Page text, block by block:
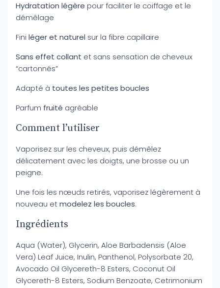
Hydratation légère pour faciliter le coiffage et le
démêlage
Fini léger et naturel sur la fibre capillaire
Sans effet collant et sans sensation de cheveux
“cartonnés”
Adapté à toutes les petites boucles
Parfum fruité agréable
Comment l’utiliser
Vaporisez sur les cheveux, puis démêlez
délicatement avec les doigts, une brosse ou un
peigne.
Une fois les nœuds retirés, vaporisez légèrement à
nouveau etmodelez les boucles.
Ingrédients
Aqua (Water), Glycerin, Aloe Barbadensis (Aloe
Vera) Leaf Juice, Inulin, Panthenol, Polysorbate 20,
Avocado Oil Glycereth-8 Esters, Coconut Oil
Glycereth-8 Esters, Sodium Benzoate, Cetrimonium